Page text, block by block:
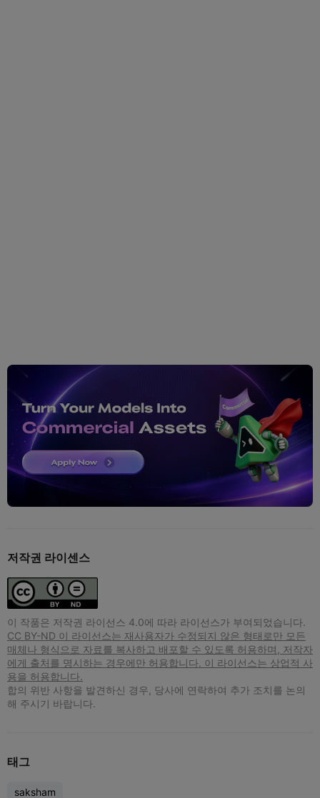
저작권 라이센스
이 작품은 저작권 라이선스 4.0에 따라 라이선스가 부여되었습니다.
CC BY-ND 이 라이선스는 재사용자가 수정되지 않은 형태로만 모든
매체나 형식으로 자료를 복사하고 배포할 수 있도록 허용하며, 저작자
에게 출처를 명시하는 경우에만 허용합니다. 이 라이선스는 상업적 사
용을 허용합니다.
합의 위반 사항을 발견하신 경우, 당사에 연락하여 추가 조치를 논의
해 주시기 바랍니다.
태그
saksham